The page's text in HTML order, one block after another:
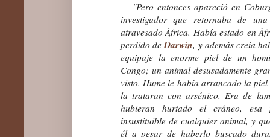
"Pero entonces apareció en
investigador que retornaba de
atravesado África. Había estado en
perdido deDarwin, y además creía
equipaje la enorme piel de un
Congo; un animal desusadamente
visto. Hume le había arrancado la
la trataran con arsénico. Era de
hubieran hurtado el cráneo, esa
insustituible de cualquier animal, y
él a pesar de haberlo buscado